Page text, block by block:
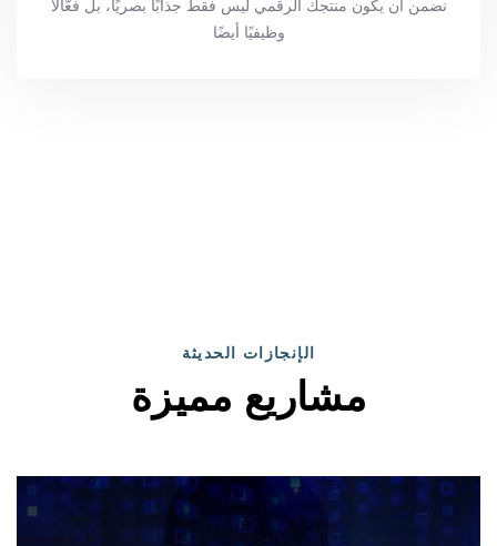
نضمن أن يكون منتجك الرقمي ليس فقط جذابًا بصريًا، بل فعّالًا
وظيفيًا أيضًا
الإنجازات الحديثة
مشاريع مميزة